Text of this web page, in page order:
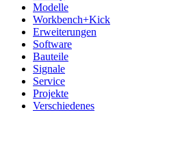
Modelle
Workbench+Kick
Erweiterungen
Software
Bauteile
Signale
Service
Projekte
Verschiedenes